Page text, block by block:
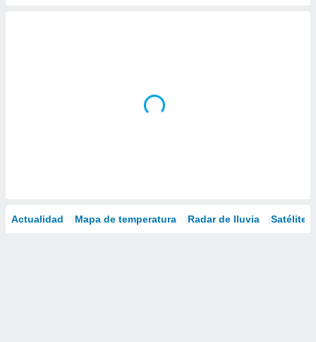
Actualidad Mapa de temperatura Radar de lluvia Satélites